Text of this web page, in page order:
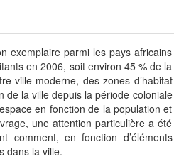
exemplaire parmi les pays africains
en 2006, soit environ 45 % de la
ville moderne, des zones d’habitat
de la ville depuis la période coloniale
en fonction de la population et
une attention particulière a été
comment, en fonction d’éléments
dans la ville.